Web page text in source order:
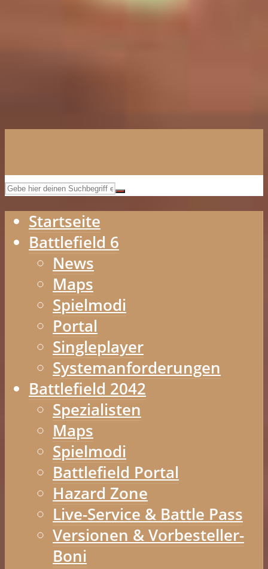
Startseite
Battlefield 6
News
Maps
Spielmodi
Portal
Singleplayer
Systemanforderungen
Battlefield 2042
Spezialisten
Maps
Spielmodi
Battlefield Portal
Hazard Zone
Live-Service & Battle Pass
Versionen & Vorbesteller-
Boni